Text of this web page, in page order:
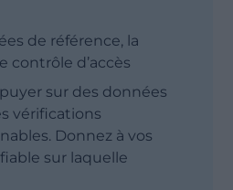
de référence, la
contrôle d’accès
sur des données
vérifications
Donnez à vos
sur laquelle